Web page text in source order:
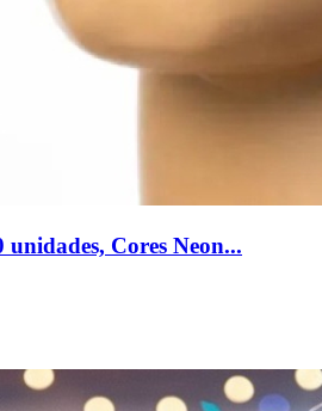
unidades, Cores Neon...